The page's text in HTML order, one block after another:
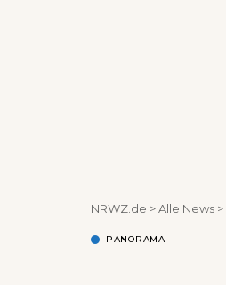
NRWZ.de >Alle News >
PANORAMA